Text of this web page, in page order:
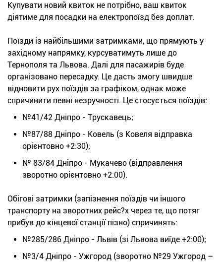
Купувати новий квиток не потрібно, ваш квиток
діятиме для посадки на електропоїзд без доплат.
Поїзди із найбільшими затримками, що прямують у
західному напрямку, курсуватимуть лише до
Тернополя та Львова. Далі для пасажирів буде
організовано пересадку. Це дасть змогу швидше
відновити рух поїздів за графіком, однак може
спричинити певні незручності. Це стосується поїздів:
№41/42 Дніпро - Трускавець;
№87/88 Дніпро - Ковель (з Ковеля відправка
орієнтовно +2:30);
№ 83/84 Дніпро - Мукачево (відправлення
зворотно орієнтовно +2:00).
Обігові затримки (запізнення поїздів чи іншого
транспорту на зворотних рейс?х через те, що потяг
прибув до кінцевої станції пізно) спричинять:
№285/286 Дніпро - Львів (зі Львова виїде +2:00);
№3/4 Дніпро - Ужгород (зворотно №29 Ужгород –